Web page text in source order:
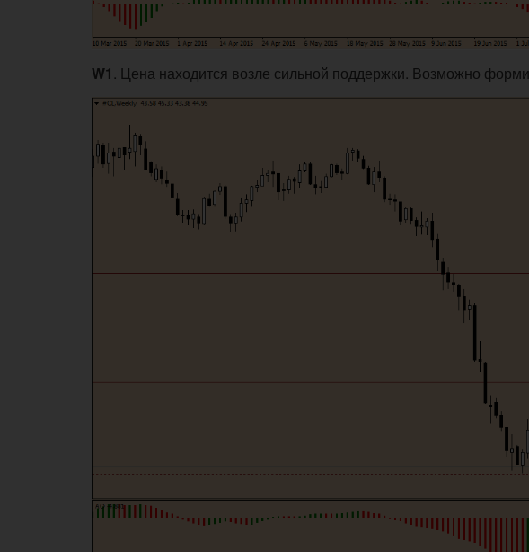
W1 . Цена находится возле сильной поддержки. Возможно